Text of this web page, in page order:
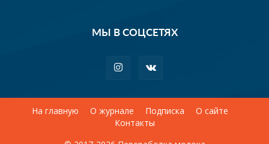
МЫ В СОЦСЕТЯХ
На главную О журнале Подписка
О сайте
Контакты